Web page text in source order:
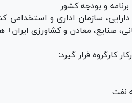
و بودجه کشور
سازمان اداری و استخدامی
صنایع، معادن و کشاورزی
کارگروه قرار گیرد:
نفت